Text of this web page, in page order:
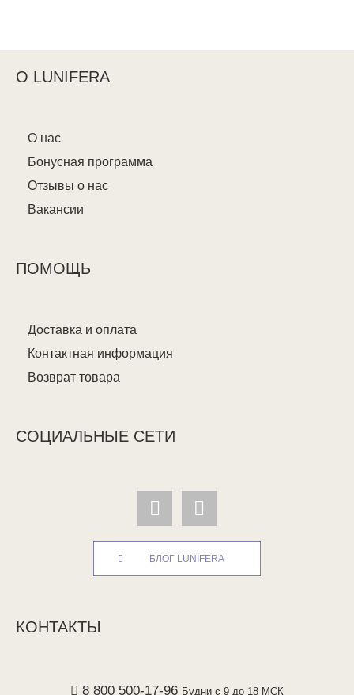
О LUNIFERA
О нас
Бонусная программа
Отзывы о нас
Вакансии
ПОМОЩЬ
Доставка и оплата
Контактная информация
Возврат товара
СОЦИАЛЬНЫЕ СЕТИ
БЛОГ LUNIFERA
КОНТАКТЫ
8 800 500-17-96 Будни с 9 до 18 МСК